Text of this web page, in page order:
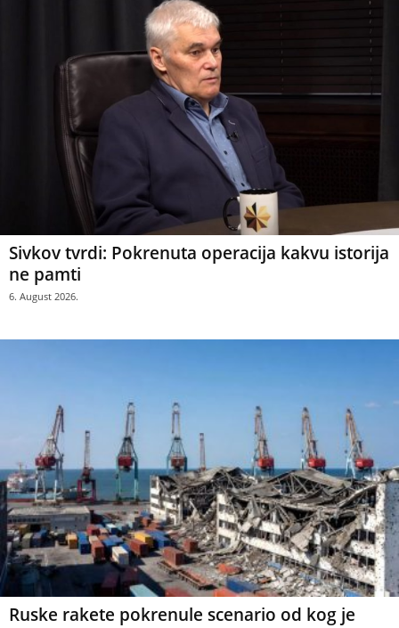
Sivkov tvrdi: Pokrenuta operacija kakvu istorija
ne pamti
6. August 2026.
Ruske rakete pokrenule scenario od kog je